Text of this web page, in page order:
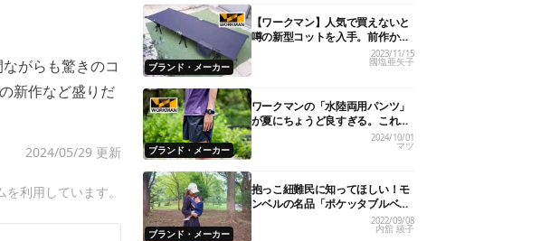
がらも驚きのコ
新作など盛りだ
2024/05/29 更新
利用しています。
ブランド・メーカー
【ワークマン】人気で買えないと
噂の新型コットを入手。前作から
超進化したコスパの良さに脱帽で
す
2023/11/15
國塩亜矢子
ブランド・メーカー
ワークマンの「水陸両用パンツ」
が夏にちょうど良すぎる。これで
1,900円ってどゆこと…
2024/10/01
マツ
ブランド・メーカー
抱っこ紐難民に知ってほしい！モ
ンベルの名品「ポケッタブルベビ
ーキャリア」が全パパママにおす
2022/09/08
内舘 綾子